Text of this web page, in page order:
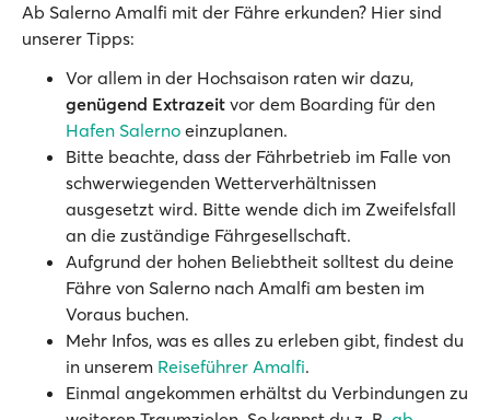
Ab Salerno Amalfi mit der Fähre erkunden? Hier sind
unserer Tipps:
Vor allem in der Hochsaison raten wir dazu,
genügend Extrazeit vor dem Boarding für den
Hafen Salerno einzuplanen.
Bitte beachte, dass der Fährbetrieb im Falle von
schwerwiegenden Wetterverhältnissen
ausgesetzt wird. Bitte wende dich im Zweifelsfall
an die zuständige Fährgesellschaft.
Aufgrund der hohen Beliebtheit solltest du deine
Fähre von Salerno nach Amalfi am besten im
Voraus buchen.
Mehr Infos, was es alles zu erleben gibt, findest du
in unserem Reiseführer Amalfi.
Einmal angekommen erhältst du Verbindungen zu